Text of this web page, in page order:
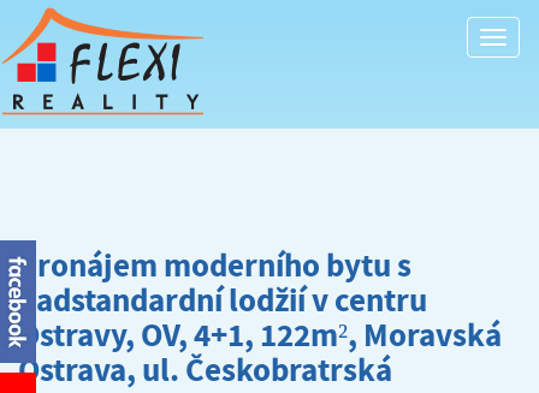
Pronájem moderního bytu s
nadstandardní lodžií v centru
Ostravy, OV, 4+1, 122m², Moravská
Ostrava, ul. Českobratrská